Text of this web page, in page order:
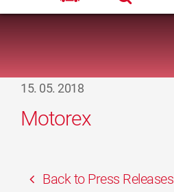
15. 05. 2018
Motorex
Back to Press Releases